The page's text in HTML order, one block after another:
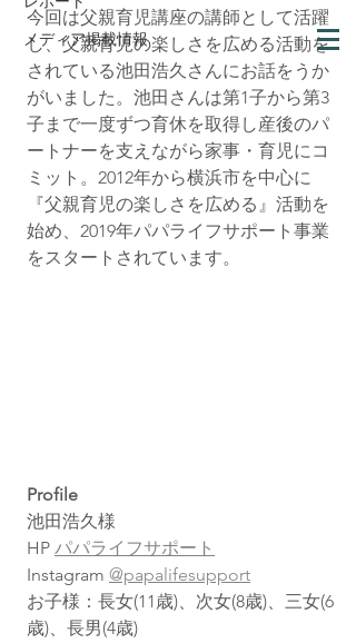
メディア掲載情報
今回は父親育児講座の講師として活躍
し、父親育児の楽しさを広める活動を
されている池田浩久さんにお話をうか
がいました。池田さんは第1子から第3
子まで一度ずつ育休を取得し産後のパ
ートナーを支えながら家事・育児にコ
ミット。2012年から横浜市を中心に
『父親育児の楽しさを広める』活動を
始め、2019年パパライフサポート事業
をスタートされています。
Profile
池田浩久様
HP パパライフサポート
Instagram @papalifesupport
お子様：長女(11歳)、次女(8歳)、三女(6
歳)、長男(4歳)